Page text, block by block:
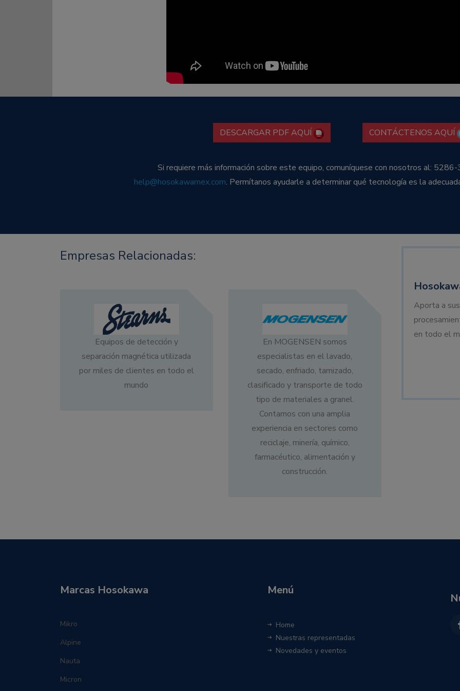
DESCARGAR PDF AQUÍ CONTÁCTENOS AQUÍ
Si requiere más información sobre este equipo, comuníquese con nosotros al:
help@hosokawamex.com. Permítanos ayudarle a determinar qué tecnología es la
Aporta a
en todo el
Empresas Relacionadas:
Equipos de detección y
separación magnética utilizada
por miles de clientes en todo el
mundo
En MOGENSEN somos
especialistas en el lavado,
secado, enfriado, tamizado,
clasificado y transporte de todo
tipo de materiales a granel.
Contamos con una amplia
experiencia en sectores como
reciclaje, minería, químico,
farmacéutico, alimentación y
construcción.
Marcas Hosokawa
Mikro
Alpine
Nauta
Micron
Menú
Home
Nuestras representadas
Novedades y eventos